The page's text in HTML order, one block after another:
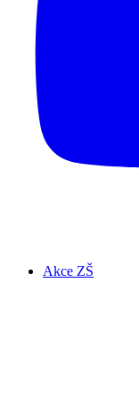
Akce ZŠ